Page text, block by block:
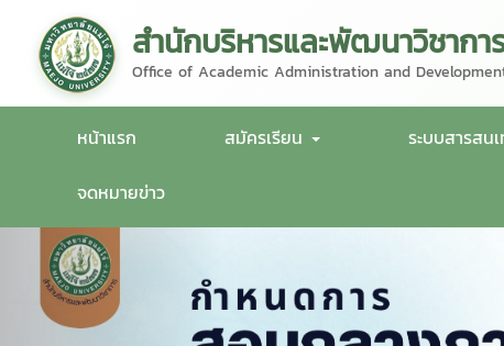
สำนักบริหารและพัฒนาวิชากา
Office of Academic Administration and
หน้าแรก สมัครเรียน ระบบสารสน
จดหมายข่าว